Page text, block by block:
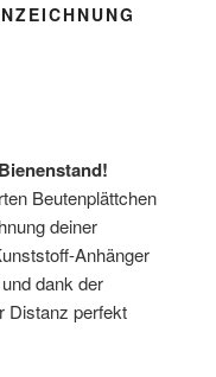
Beutenplättchen
deiner
Anhänger
dank der
Distanz perfekt